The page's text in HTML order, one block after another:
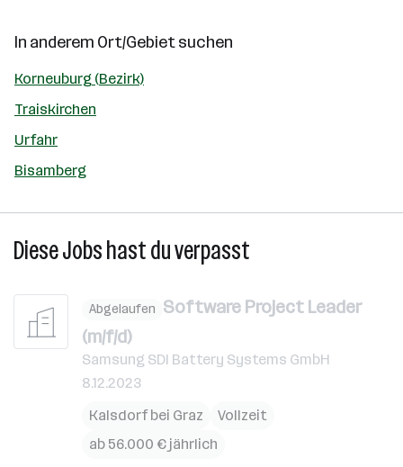
In anderem Ort/Gebiet suchen
Korneuburg (Bezirk)
Traiskirchen
Urfahr
Bisamberg
Diese Jobs hast du verpasst
Abgelaufen Software Project Leader
(m/f/d)
Samsung SDI Battery Systems GmbH
8.12.2023
Kalsdorf bei Graz
Vollzeit
ab 56.000 € jährlich